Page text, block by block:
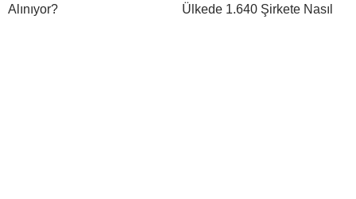
Alınıyor?
Ülkede 1.640 Şirkete Nasıl